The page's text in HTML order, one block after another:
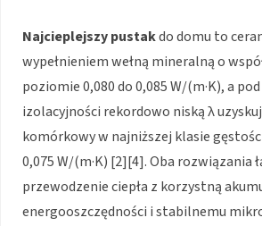
Najcieplejszy pustakdo domu to
wypełnieniem wełną mineralną o
poziomie 0,080 do 0,085 W/(m·K), a
izolacyjności rekordowo niską λ
komórkowy w najniższej klasie
0,075 W/(m·K) [2][4]. Oba rozwiązania
przewodzenie ciepła z korzystną
energooszczędności i stabilnemu